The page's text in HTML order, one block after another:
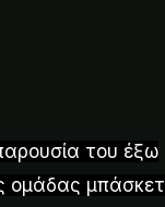
του έξω
ομάδας μπάσκετ